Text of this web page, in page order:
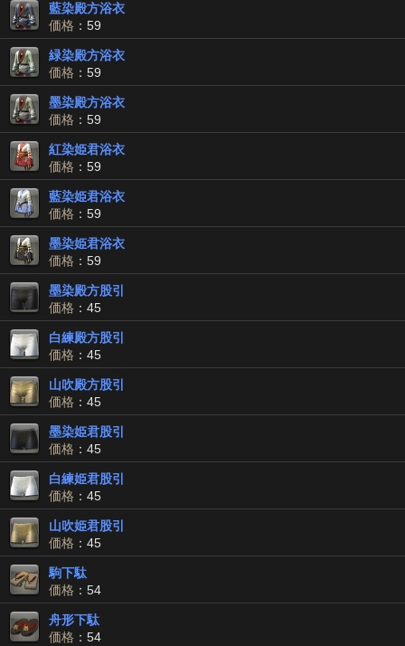
藍染殿方浴衣
価格 ：59
緑染殿方浴衣
価格 ：59
墨染殿方浴衣
価格 ：59
紅染姫君浴衣
価格 ：59
藍染姫君浴衣
価格 ：59
墨染姫君浴衣
価格 ：59
墨染殿方股引
価格 ：45
白練殿方股引
価格 ：45
山吹殿方股引
価格 ：45
墨染姫君股引
価格 ：45
白練姫君股引
価格 ：45
山吹姫君股引
価格 ：45
駒下駄
価格 ：54
舟形下駄
価格 ：54